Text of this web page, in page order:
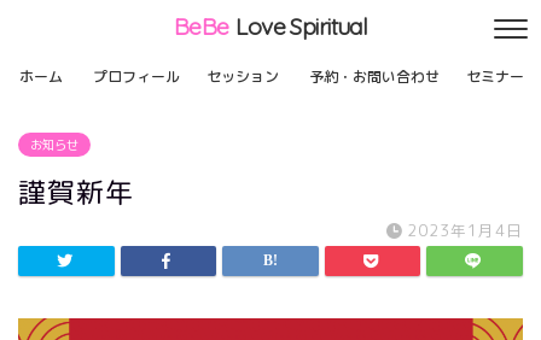
BeBe Love Spiritual
ホーム プロフィール セッション 予約・お問い合わせ セミナー
お知らせ
謹賀新年
2023年1月4日